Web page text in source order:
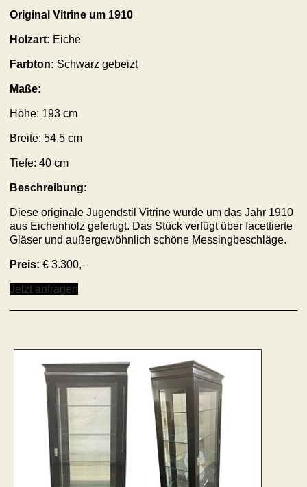
Original Vitrine um 1910
Holzart: Eiche
Farbton: Schwarz gebeizt
Maße:
Höhe: 193 cm
Breite: 54,5 cm
Tiefe: 40 cm
Beschreibung:
Diese originale Jugendstil Vitrine wurde um das Jahr 1910
aus Eichenholz gefertigt. Das Stück verfügt über facettierte
Gläser und außergewöhnlich schöne Messingbeschläge.
Preis: € 3.300,-
Jetzt anfragen